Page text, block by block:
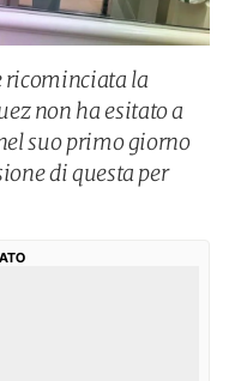
ricominciata la
non ha esitato a
suo primo giorno
di questa per